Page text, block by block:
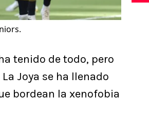
tenido de todo, pero
Joya se ha llenado
bordean la xenofobia